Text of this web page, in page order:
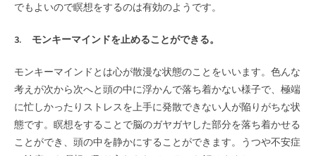
でもよいので瞑想をするのは有効のようです。
3. モンキーマインドを止めることができる。
モンキーマインドとは心が散漫な状態のことをいいます。色んな
考えが次から次へと頭の中に浮かんで落ち着かない様子で、極端
に忙しかったりストレスを上手に発散できない人が陥りがちな状
態です。瞑想をすることで脳のガヤガヤした部分を落ち着かせる
ことができ、頭の中を静かにすることができます。うつや不安症